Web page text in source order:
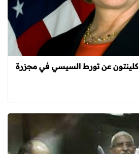
عن تورط السيسي في مجزرة